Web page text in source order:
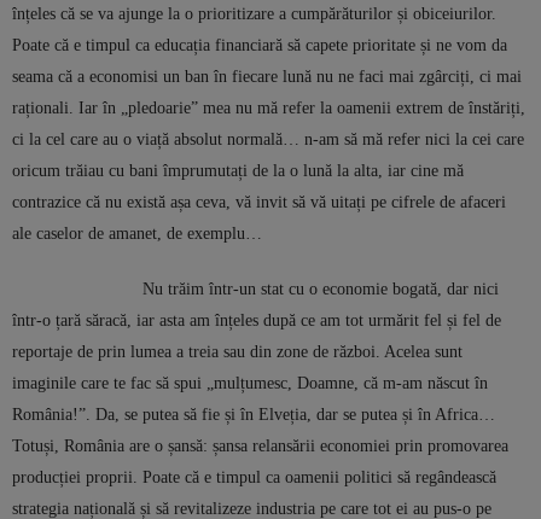
înțeles că se va ajunge la o prioritizare a cumpărăturilor și obiceiurilor.
Poate că e timpul ca educația financiară să capete prioritate și ne vom da
seama că a economisi un ban în fiecare lună nu ne faci mai zgârciți, ci mai
raționali. Iar în „pledoarie” mea nu mă refer la oamenii extrem de înstăriți,
ci la cel care au o viață absolut normală… n-am să mă refer nici la cei care
oricum trăiau cu bani împrumutați de la o lună la alta, iar cine mă
contrazice că nu există așa ceva, vă invit să vă uitați pe cifrele de afaceri
ale caselor de amanet, de exemplu…
Nu trăim într-un stat cu o economie bogată, dar nici
într-o țară săracă, iar asta am înțeles după ce am tot urmărit fel și fel de
reportaje de prin lumea a treia sau din zone de război. Acelea sunt
imaginile care te fac să spui „mulțumesc, Doamne, că m-am născut în
România!”. Da, se putea să fie și în Elveția, dar se putea și în Africa…
Totuși, România are o șansă: șansa relansării economiei prin promovarea
producției proprii. Poate că e timpul ca oamenii politici să regândească
strategia națională și să revitalizeze industria pe care tot ei au pus-o pe